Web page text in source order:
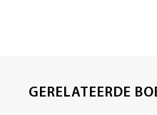
GERELATEERDE